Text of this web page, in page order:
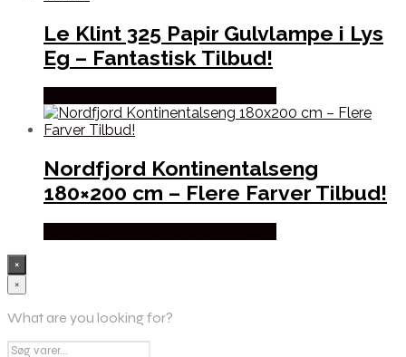
Le Klint 325 Papir Gulvlampe i Lys
Eg – Fantastisk Tilbud!
Nordfjord Kontinentalseng
180×200 cm – Flere Farver Tilbud!
×
×
What are you looking for?